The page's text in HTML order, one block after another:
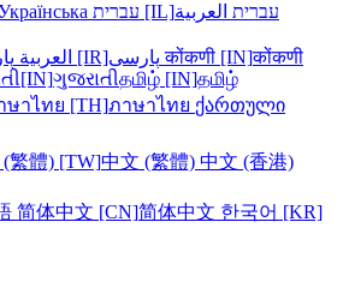
עברית [IL] עברית العربية
العربية پارسی [IR] پارسیकोंकणी [IN]कोंकणी
ગુજરાતીதமிழ் [IN]தமிழ்
ษาไทย [TH]ภาษาไทย ქართული
(繁體) [TW]中文 (繁體) 中文 (香港)
简体中文 [CN]简体中文 한국어 [KR]